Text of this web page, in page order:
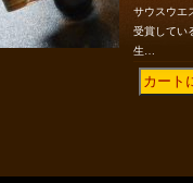
サウスウエ
受賞してい
生…